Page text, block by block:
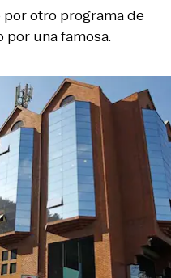
otro programa de
una famosa.